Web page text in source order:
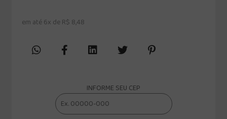
em até 6x de R$ 8,48
INFORME SEU CEP